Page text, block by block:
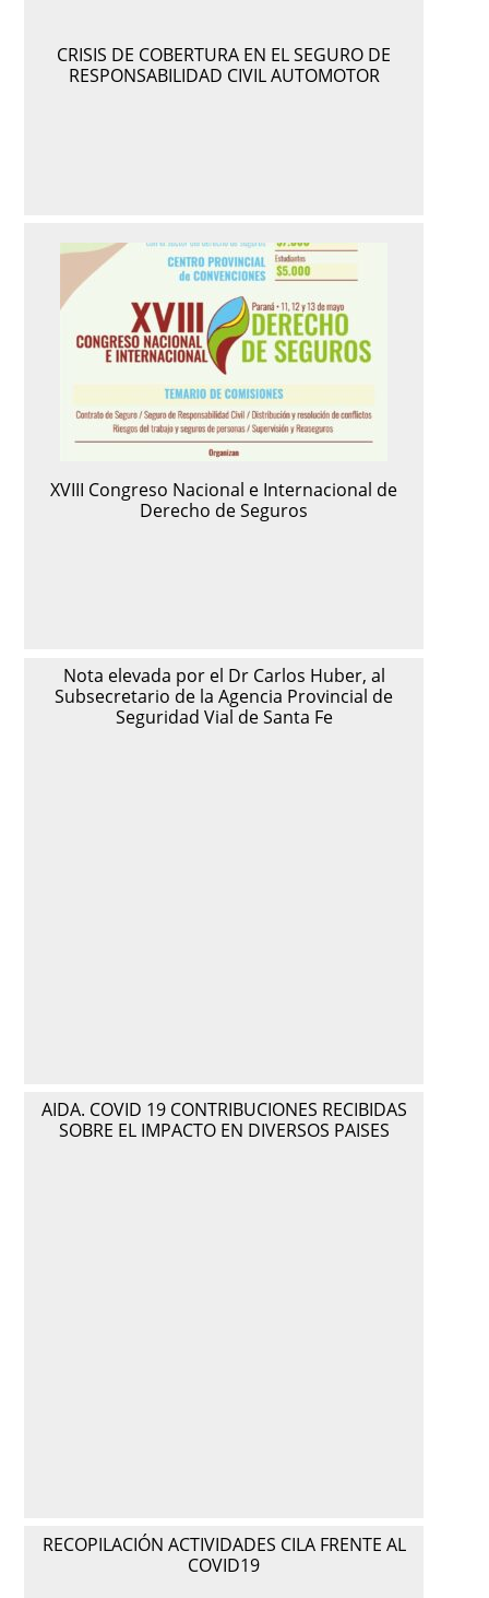
CRISIS DE COBERTURA EN EL SEGURO DE
RESPONSABILIDAD CIVIL AUTOMOTOR
XVIII Congreso Nacional e Internacional de
Derecho de Seguros
Nota elevada por el Dr Carlos Huber, al
Subsecretario de la Agencia Provincial de
Seguridad Vial de Santa Fe
AIDA. COVID 19 CONTRIBUCIONES RECIBIDAS
SOBRE EL IMPACTO EN DIVERSOS PAISES
RECOPILACIÓN ACTIVIDADES CILA FRENTE AL
COVID19